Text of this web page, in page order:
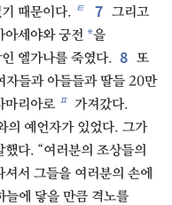
때문이다. ㅌ 7 그리고
아세야와 궁전 *을
엘가나를 죽였다. 8 또
자들과 아들들과 딸들 20만
마리아로 ㅍ 가져갔다.
의 예언자가 있었다. 그가
다. “여러분의 조상들의
서 그들을 여러분의 손에
늘에 닿을 만큼 격노를